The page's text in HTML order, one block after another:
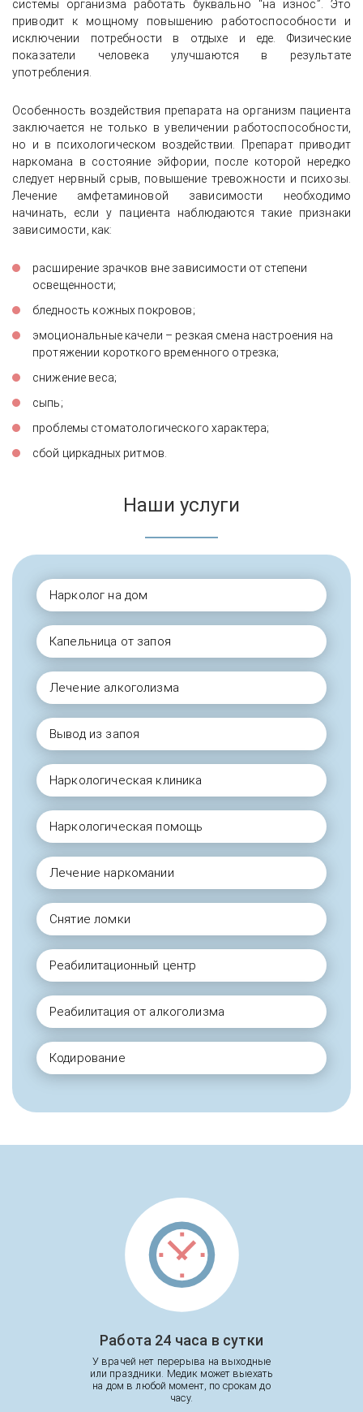
системы организма работать буквально “на износ”. Это
приводит к мощному повышению работоспособности и
исключении потребности в отдыхе и еде. Физические
показатели человека улучшаются в результате
употребления.
Особенность воздействия препарата на организм пациента
заключается не только в увеличении работоспособности,
но и в психологическом воздействии. Препарат приводит
наркомана в состояние эйфории, после которой нередко
следует нервный срыв, повышение тревожности и психозы.
Лечение амфетаминовой зависимости необходимо
начинать, если у пациента наблюдаются такие признаки
зависимости, как:
расширение зрачков вне зависимости от степени
освещенности;
бледность кожных покровов;
эмоциональные качели – резкая смена настроения на
протяжении короткого временного отрезка;
снижение веса;
сыпь;
проблемы стоматологического характера;
сбой циркадных ритмов.
Наши услуги
Нарколог на дом
Капельница от запоя
Лечение алкоголизма
Вывод из запоя
Наркологическая клиника
Наркологическая помощь
Лечение наркомании
Снятие ломки
Реабилитационный центр
Реабилитация от алкоголизма
Кодирование
Работа 24 часа в сутки
У врачей нет перерыва на выходные
или праздники. Медик может выехать
на дом в любой момент, по срокам до
часу.